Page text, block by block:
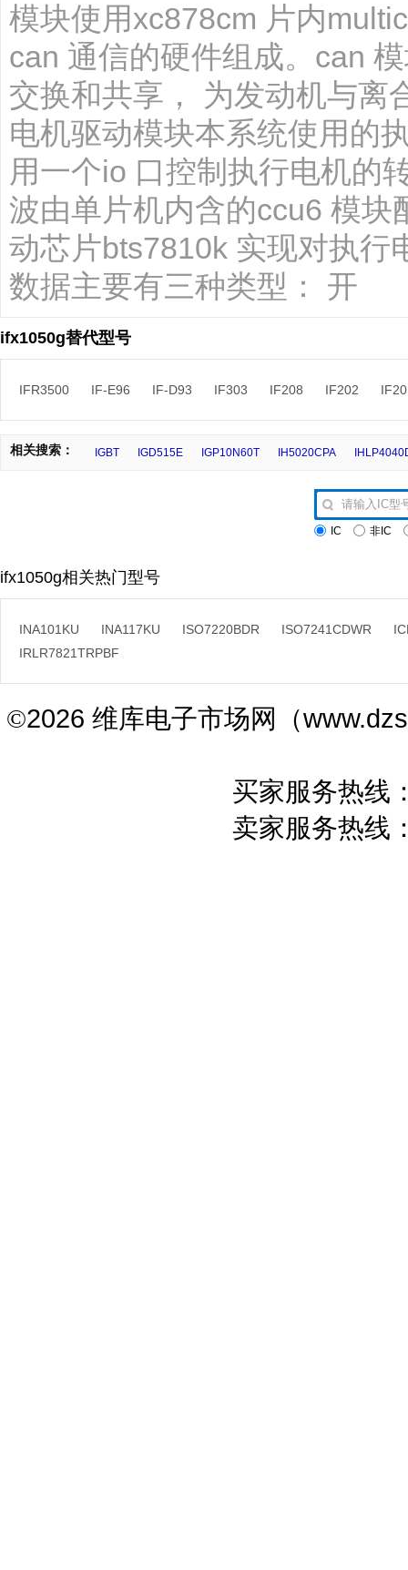
模块使用xc878cm 片内
can 通信的硬件组成。can
交换和共享， 为发动机与离
电机驱动模块本系统使用的
用一个io 口控制执行电机的
波由单片机内含的ccu6 模
动芯片bts7810k 实现对执行
数据主要有三种类型： 开
ifx1050g替代型号
IFR3500 IF-E96 IF-D93 IF303 IF208 IF202
IGBT IGD515E IGP10N60T IH5020CPA
相关搜索：
IC 非IC
ifx1050g相关热门型号
INA101KU INA117KU ISO7220BDR ISO7241CDWR
IRLR7821TRPBF
©2026 维库电子市场网（
买家服务热线
卖家服务热线